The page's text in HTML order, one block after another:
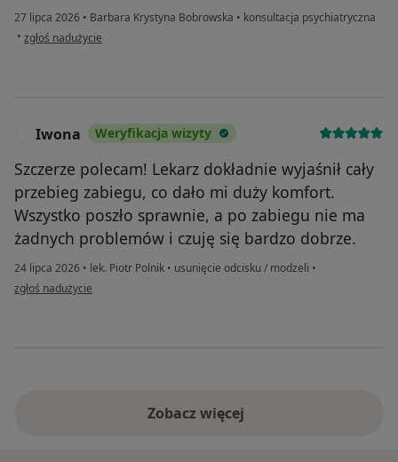
27 lipca 2026 • Barbara Krystyna Bobrowska • konsultacja psychiatryczna
• w opinii użytkownika Za młoda na "problemy"
zgłoś nadużycie
Iwona Weryfikacja wizyty
Szczerze polecam! Lekarz dokładnie wyjaśnił cały
przebieg zabiegu, co dało mi duży komfort.
Wszystko poszło sprawnie, a po zabiegu nie ma
żadnych problemów i czuję się bardzo dobrze.
24 lipca 2026 • lek. Piotr Polnik • usunięcie odcisku / modzeli •
w opinii użytkownika Iwona
zgłoś nadużycie
Zobacz więcej